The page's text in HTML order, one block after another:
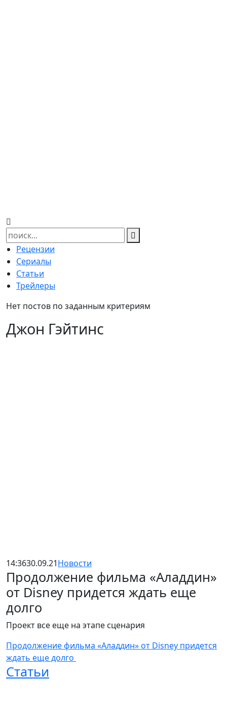
Найти:
Рецензии
Сериалы
Статьи
Трейлеры
Нет постов по заданным критериям
Джон Гэйтинс
14:3630.09.21Новости
Продолжение фильма «Аладдин»
от Disney придется ждать еще
долго
Проект все еще на этапе сценария
Продолжение фильма «Аладдин» от Disney придется
ждать еще долго
Статьи